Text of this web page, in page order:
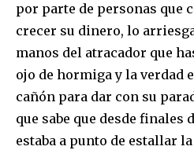
por parte de personas que
crecer su dinero, lo
manos del atracador que
ojo de hormiga y la verdad
cañón para dar con su
que sabe que desde finales
estaba a punto de estallar